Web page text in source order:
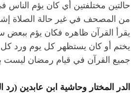
حالتين مختلفتين أي كان يؤم الناس
من المصحف في غير حالة الصلاة
يقرأ القرآن ظاهره فكان يؤم ببعض
يختم أو كان يستظهر كل يوم ورد كل
جميع القرآن في قيام رمضان
الدر المختار وحاشية ابن عابدين (رد